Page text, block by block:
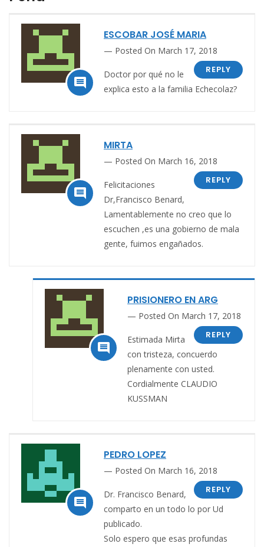

ESCOBAR JOSÉ MARIA
Posted On March 17, 2018
REPLY
Doctor por qué no le
explica esto a la familia Echecolaz?

MIRTA
Posted On March 16, 2018
REPLY
Felicitaciones
Dr,Francisco Benard,
Lamentablemente no creo que lo
escuchen ,es una gobierno de mala
gente, fuimos engañados.

PRISIONERO EN ARG
Posted On March 17, 2018
REPLY
Estimada Mirta
con tristeza, concuerdo
plenamente con usted.
Cordialmente CLAUDIO
KUSSMAN

PEDRO LOPEZ
Posted On March 16, 2018
REPLY
Dr. Francisco Benard,
comparto en un todo lo por Ud
publicado.
Solo espero que esas profundas